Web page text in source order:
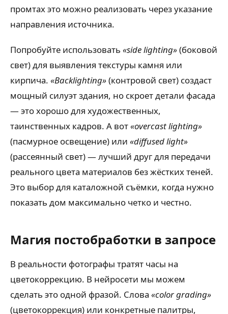
промтах это можно реализовать через указание
направления источника.
Попробуйте использовать «side lighting»(боковой
свет) для выявления текстуры камня или
кирпича. «Backlighting»(контровой свет) создаст
мощный силуэт здания, но скроет детали фасада
— это хорошо для художественных,
таинственных кадров. А вот«overcast lighting»
(пасмурное освещение) или «diffused light»
(рассеянный свет) — лучший друг для передачи
реального цвета материалов без жёстких теней.
Это выбор для каталожной съёмки, когда нужно
показать дом максимально четко и честно.
Магия постобработки в запросе
В реальности фотографы тратят часы на
цветокоррекцию. В нейросети мы можем
сделать это одной фразой. Слова «color grading»
(цветокоррекция) или конкретные палитры,